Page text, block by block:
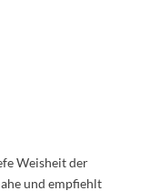
Weisheit der
und empfiehlt